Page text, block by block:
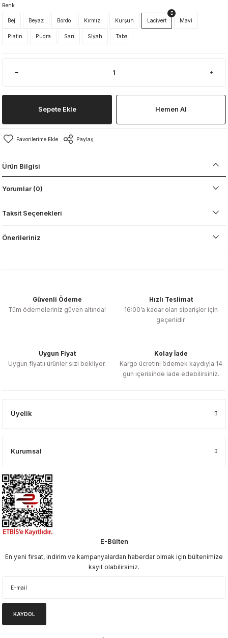
Renk
Bej Beyaz Bordo Kırmızı Kurşun Lacivert Mavi
Platin Pudra Sarı Siyah Taba
Sepete Ekle Hemen Al
Paylaş
Ürün Bilgisi
Yorumlar (0)
Taksit Seçenekleri
Önerileriniz
Güvenli Ödeme
Tüm ödemeleriniz güven altında!
Hızlı Teslimat
16:00’a kadar olan siparişler için
geçerlidir.
Uygun Fiyat
Uygun fiyatlı ürünler sizi bekliyor.
Kolay İade
Kargo ücretini ödemek kaydıyla 14
gün içerisinde iade edebilirsiniz.
Üyelik
Kurumsal
E-Bülten
En yeni fırsat, indirim ve kampanyalardan haberdar olmak için bültenimize
kayıt olabilirsiniz.
KAYDOL